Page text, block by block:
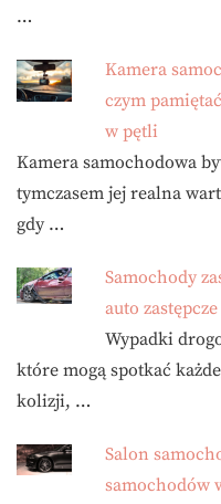
…
Kamera
czym
w pętli
Kamera samochodowa
tymczasem jej realna
gdy …
Samochody
auto
Wypadki
które mogą spotkać
kolizji, …
Salon
samochodów